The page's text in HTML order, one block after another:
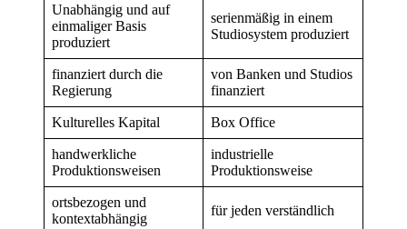
Unabhängig und auf
einmaliger Basis
produziert
serienmäßig in einem
Studiosystem produziert
finanziert durch die
Regierung
von Banken und Studios
finanziert
Kulturelles Kapital Box Office
handwerkliche
Produktionsweisen
industrielle
Produktionsweise
ortsbezogen und
kontextabhängig
für jeden verständlich